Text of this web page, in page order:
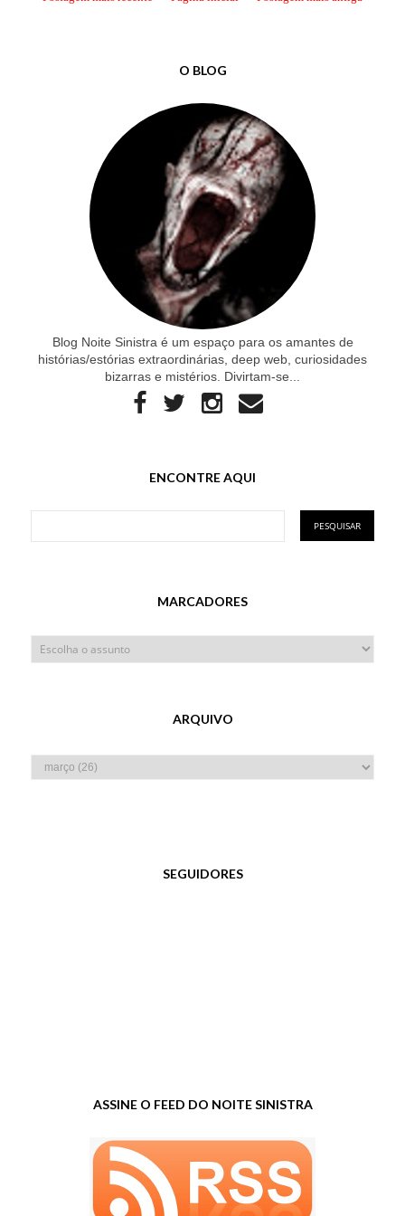
O BLOG
Blog Noite Sinistra é um espaço para os amantes de
histórias/estórias extraordinárias, deep web, curiosidades
bizarras e mistérios. Divirtam-se...
ENCONTRE AQUI
MARCADORES
ARQUIVO
SEGUIDORES
ASSINE O FEED DO NOITE SINISTRA